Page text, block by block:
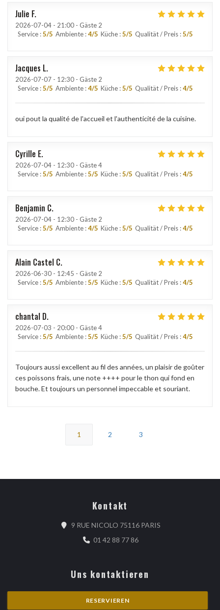
Julie F
2026-07-04 - 21:00 - Gäste 2
Service :5/5 Ambiente :4/5 Küche :5/5 Qualität / Preis :5/5
Jacques L
2026-07-07 - 12:30 - Gäste 2
Service :5/5 Ambiente :4/5 Küche :5/5 Qualität / Preis :4/5
oui pout la qualité de l'accueil et l'authenticité de la cuisine.
Cyrille E
2026-07-04 - 12:30 - Gäste 4
Service :5/5 Ambiente :5/5 Küche :5/5 Qualität / Preis :4/5
Benjamin C
2026-07-04 - 12:30 - Gäste 2
Service :5/5 Ambiente :4/5 Küche :5/5 Qualität / Preis :4/5
Alain Castel C
2026-06-30 - 12:45 - Gäste 2
Service :5/5 Ambiente :5/5 Küche :5/5 Qualität / Preis :4/5
chantal D
2026-07-03 - 20:00 - Gäste 4
Service :5/5 Ambiente :5/5 Küche :5/5 Qualität / Preis :4/5
Toujours aussi excellent au fil des années, un plaisir de goûter
ces poissons frais, une note ++++ pour le thon qui fond en
bouche. Et toujours un personnel impeccable et souriant.
1 2 3
Kontakt
9 RUE NICOLO 75116 PARIS((öffnet ein neues
01 42 88 77 86
Uns kontaktieren
RESERVIEREN